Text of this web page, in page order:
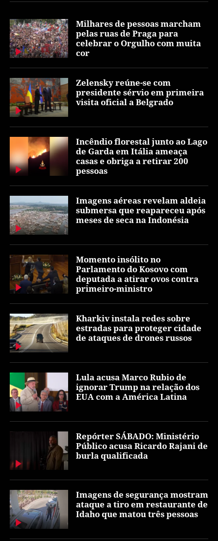
Milhares de pessoas marcham
pelas ruas de Praga para
celebrar o Orgulho com muita
cor
Zelensky reúne-se com
presidente sérvio em primeira
visita oficial a Belgrado
Incêndio florestal junto ao Lago
de Garda em Itália ameaça
casas e obriga a retirar 200
pessoas
Imagens aéreas revelam aldeia
submersa que reapareceu após
meses de seca na Indonésia
Momento insólito no
Parlamento do Kosovo com
deputada a atirar ovos contra
primeiro-ministro
Kharkiv instala redes sobre
estradas para proteger cidade
de ataques de drones russos
Lula acusa Marco Rubio de
ignorar Trump na relação dos
EUA com a América Latina
Repórter SÁBADO: Ministério
Público acusa Ricardo Rajani de
burla qualificada
Imagens de segurança mostram
ataque a tiro em restaurante de
Idaho que matou três pessoas